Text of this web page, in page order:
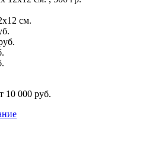
см.
10 000 руб.